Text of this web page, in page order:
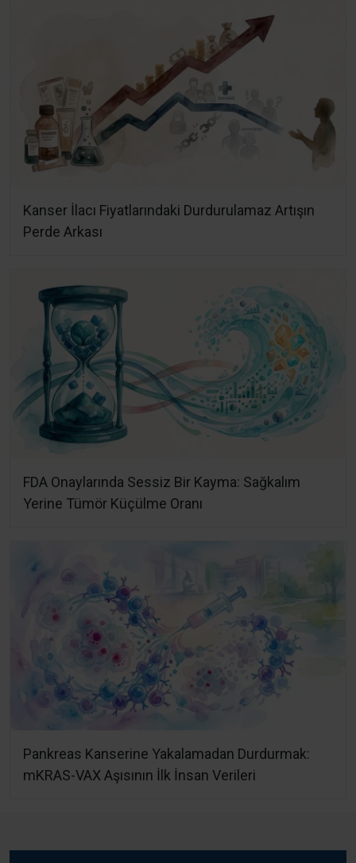
Kanser İlacı Fiyatlarındaki Durdurulamaz Artışın
Perde Arkası
FDA Onaylarında Sessiz Bir Kayma: Sağkalım
Yerine Tümör Küçülme Oranı
Pankreas Kanserine Yakalamadan Durdurmak:
mKRAS-VAX Aşısının İlk İnsan Verileri